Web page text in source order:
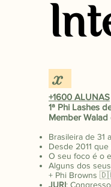
x
​+1600 ALUNAS
1ª Phi Lashes
Member
Brasileira de 31
Desde 2011
O seu foco é o
Alguns dos
+ Phi Browns
JURI: